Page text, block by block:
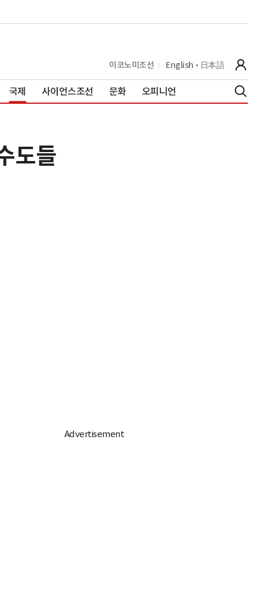
이코노미조선 English 日本語
국제 사이언스조선 문화 오피니언
도들